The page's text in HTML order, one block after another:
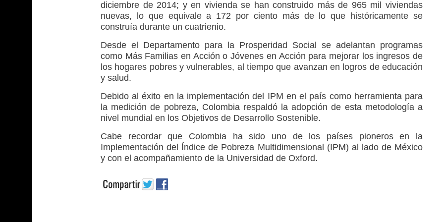
diciembre de 2014; y en vivienda se han construido más de 965 mil viviendas
nuevas, lo que equivale a 172 por ciento más de lo que históricamente se
construía durante un cuatrienio.
Desde el Departamento para la Prosperidad Social se adelantan programas
como Más Familias en Acción o Jóvenes en Acción para mejorar los ingresos de
los hogares pobres y vulnerables, al tiempo que avanzan en logros de educación
y salud.
Debido al éxito en la implementación del IPM en el país como herramienta para
la medición de pobreza, Colombia respaldó la adopción de esta metodología a
nivel mundial en los Objetivos de Desarrollo Sostenible.
Cabe recordar que Colombia ha sido uno de los países pioneros en la
Implementación del Índice de Pobreza Multidimensional (IPM) al lado de México
y con el acompañamiento de la Universidad de Oxford.